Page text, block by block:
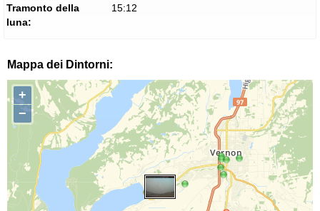
Tramonto della
luna:
15:12
Mappa dei Dintorni:
+
−